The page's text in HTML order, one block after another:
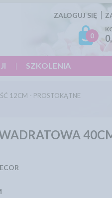
ZALOGUJ SIĘ
0
SZKOLENIA
12CM - PROSTOKĄTNE